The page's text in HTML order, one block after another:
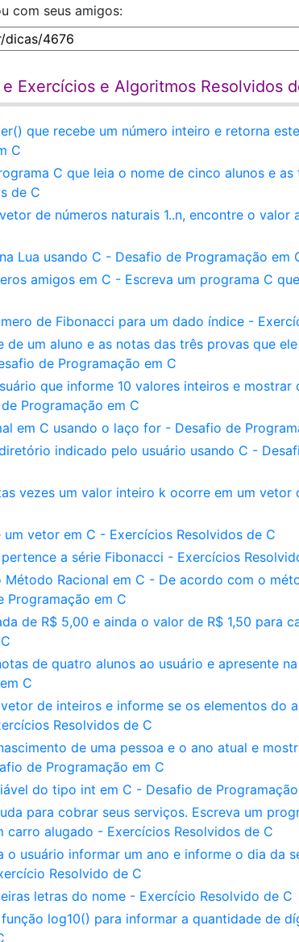
com seus amigos:
Exercícios e Algoritmos Resolvidos
que recebe um número inteiro e retorna
C
C que leia o nome de cinco alunos e
de C
de números naturais 1..n, encontre o valor
Lua usando C - Desafio de Programação em
amigos em C - Escreva um programa C
de Fibonacci para um dado índice -
um aluno e as notas das três provas que
de Programação em C
que informe 10 valores inteiros e mostrar
Programação em C
em C usando o laço for - Desafio de
indicado pelo usuário usando C -
vezes um valor inteiro k ocorre em um vetor
vetor em C - Exercícios Resolvidos de C
a série Fibonacci - Exercícios
Racional em C - De acordo com o
Programação em C
de R$ 5,00 e ainda o valor de R$ 1,50 para
de quatro alunos ao usuário e apresente
C
de inteiros e informe se os elementos do
Resolvidos de C
de uma pessoa e o ano atual e
de Programação em C
do tipo int em C - Desafio de
para cobrar seus serviços. Escreva um
alugado - Exercícios Resolvidos de C
o usuário informar um ano e informe o dia da
Resolvido de C
letras do nome - Exercício Resolvido de C
log10() para informar a quantidade de